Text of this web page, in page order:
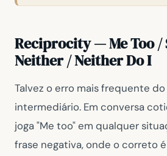
Reciprocity — Me Too /
Neither / Neither Do I
Talvez o erro mais frequente
intermediário. Em conversa
joga"Me too"em qualquer
frase negativa, onde o correto é